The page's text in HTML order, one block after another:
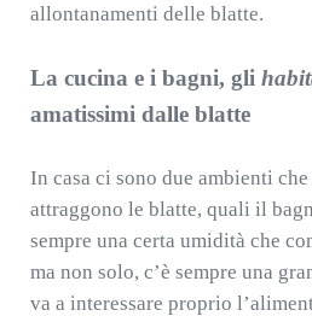
allontanamenti delle blatte.
La cucina e i bagni, gli
amatissimi dalle blatte
In casa ci sono due ambienti
attraggono le blatte, quali il
sempre una certa umidità che
ma non solo, c’è sempre una
va a interessare proprio